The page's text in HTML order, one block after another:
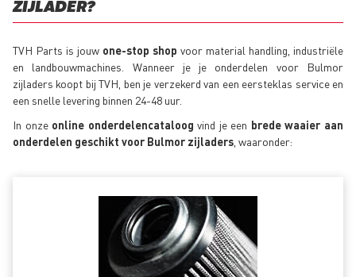
ZIJLADER?
TVH Parts is jouw one-stop shop voor material handling, industriële
en landbouwmachines. Wanneer je je onderdelen voor Bulmor
zijladers koopt bij TVH, ben je verzekerd van een eersteklas service en
een snelle levering binnen 24-48 uur.
In onze online onderdelencataloog vind je een brede waaier aan
onderdelen geschikt voor Bulmor zijladers , waaronder: